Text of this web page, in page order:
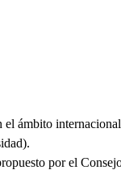
ámbito
por el